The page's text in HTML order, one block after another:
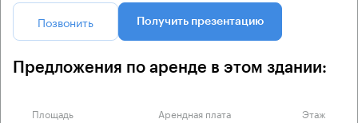
Позвонить Получить презентацию
Предложения по аренде в этом здании:
Площадь Арендная плата Этаж